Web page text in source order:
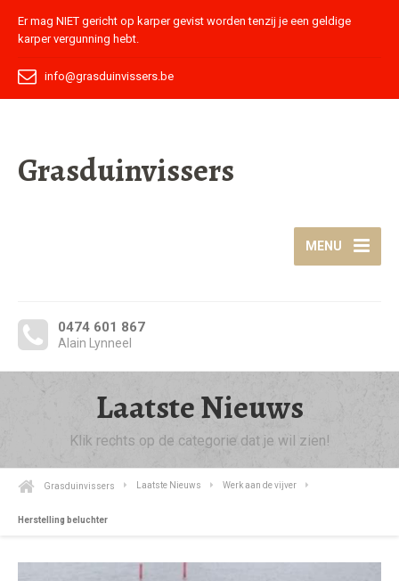
Er mag NIET gericht op karper gevist worden tenzij je een geldige
karper vergunning hebt.
info@grasduinvissers.be
0474 601 867
Alain Lynneel
Grasduinvissers
MENU
Laatste Nieuws
Klik rechts op de categorie dat je wil zien!
Grasduinvissers Laatste Nieuws Werk aan de vijver
Herstelling beluchter